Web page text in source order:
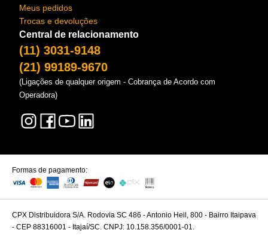
Meus pedidos
Trocas e devoluções
Central de relacionamento
(11) 3031-9148
(21) 99189-9670
(Ligações de qualquer origem - Cobrança de Acordo com
Operadora)
Formas de pagamento:
CPX Distribuidora S/A. Rodovia SC 486 - Antonio Heil, 800 - Bairro Itaipava
- CEP 88316001 - Itajaí/SC. CNPJ: 10.158.356/0001-01.